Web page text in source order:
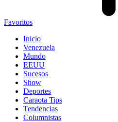
Favoritos
Inicio
Venezuela
Mundo
EEUU
Sucesos
Show
Deportes
Caraota Tips
Tendencias
Columnistas